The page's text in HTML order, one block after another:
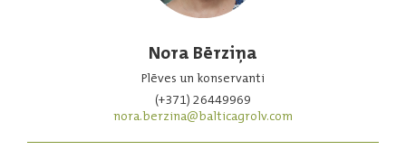
Nora Bērziņa
Plēves un konservanti
(+371) 26449969
nora.berzina@balticagrolv.com